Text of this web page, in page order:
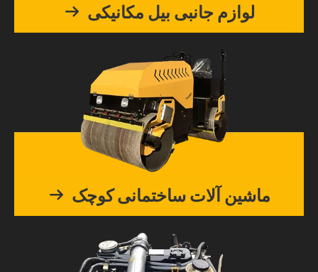
لوازم جانبی بیل مکانیکی
ماشین آلات ساختمانی کوچک